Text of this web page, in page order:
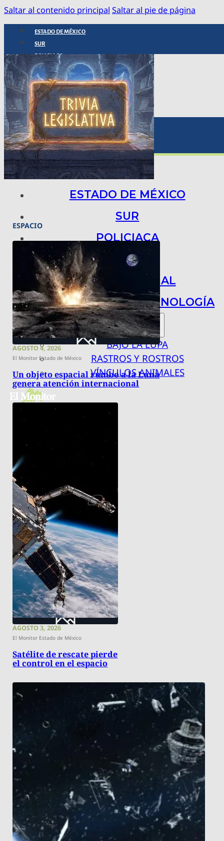
Saltar al contenido principal Saltar al pie de página
ESTADO DE MÉXICO
SUR
POLICIACA
NACIONAL
INTERNACIONAL
ARTE, CIENCIA Y TECNOLOGÍA
COLUMNAS
BAJO LA LUPA
RASTROS Y ROSTROS
VÍNCULOS ANIMALES
ESTADO DE MÉXICO
SUR
POLICIACA
NACIONAL
INTERNACIONAL
ARTE, CIENCIA Y TECNOLOGÍA
COLUMNAS
BAJO LA LUPA
RASTROS Y ROSTROS
VÍNCULOS ANIMALES
ESPACIO
AGOSTO 4, 2026
El Monitor Estado de México
Un objeto espacial rumbo a la Luna
genera atención internacional
AGOSTO 3, 2026
El Monitor Estado de México
Satélite de rescate pierde
el control en el espacio